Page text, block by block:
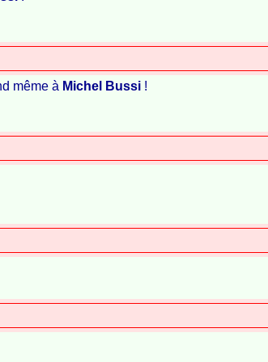
même à Michel Bussi !